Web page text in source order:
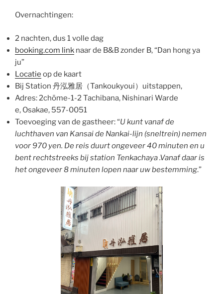
Overnachtingen:
2 nachten, dus 1 volle dag
booking.com link naar de B&B zonder B, “Dan hong ya
ju”
Locatie op de kaart
Bij Station 丹泓雅居（Tankoukyoui）uitstappen,
Adres: 2chōme-1-2 Tachibana, Nishinari Warde
e, Osakae, 557-0051
Toevoeging van de gastheer: “U kunt vanaf de
luchthaven van Kansai de Nankai-lijn (sneltrein) nemen
voor 970 yen. De reis duurt ongeveer 40 minuten en u
bent rechtstreeks bij station Tenkachaya .Vanaf daar is
het ongeveer 8 minuten lopen naar uw bestemming.”